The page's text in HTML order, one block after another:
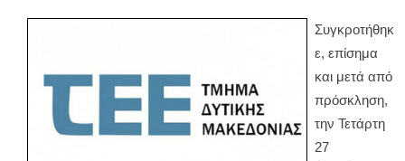
Συγκροτήθηκ
ε, επίσημα
και μετά από
πρόσκληση,
την Τετάρτη
27